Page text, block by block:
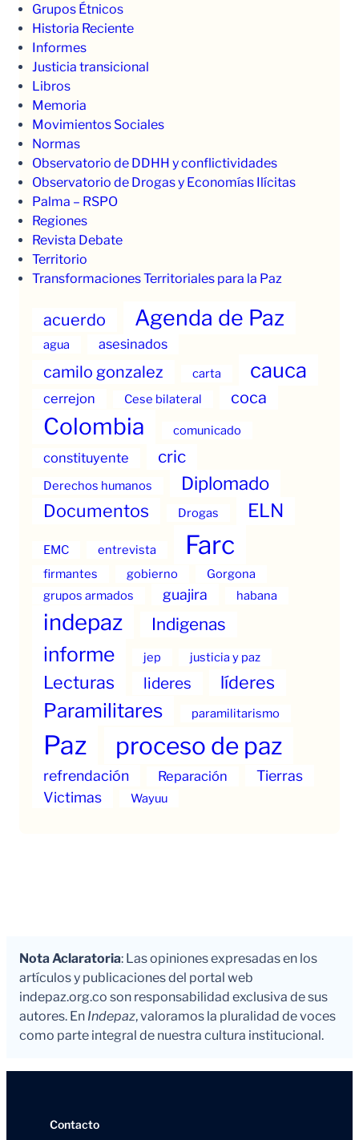
Grupos Étnicos
Historia Reciente
Informes
Justicia transicional
Libros
Memoria
Movimientos Sociales
Normas
Observatorio de DDHH y conflictividades
Observatorio de Drogas y Economías Ilícitas
Palma – RSPO
Regiones
Revista Debate
Territorio
Transformaciones Territoriales para la Paz
acuerdo Agenda de Paz
agua asesinados
camilo gonzalez carta cauca
cerrejon Cese bilateral coca
Colombia comunicado
constituyente cric
Derechos humanos Diplomado
Documentos Drogas ELN
EMC entrevista Farc
firmantes gobierno
Gorgona
grupos armados
guajira habana
indepaz Indigenas
informe jep justicia y paz
Lecturas lideres líderes
Paramilitares paramilitarismo
Paz proceso de paz
refrendación Reparación
Tierras
Victimas
Wayuu
Nota Aclaratoria: Las opiniones expresadas en los
artículos y publicaciones del portal web
indepaz.org.co son responsabilidad exclusiva de sus
autores. En Indepaz, valoramos la pluralidad de voces
como parte integral de nuestra cultura institucional.
Contacto